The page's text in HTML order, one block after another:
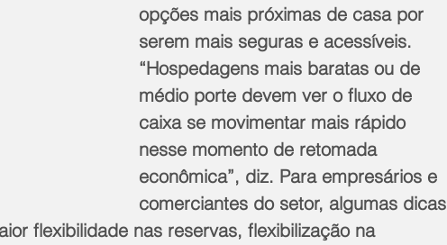
opções mais próximas de casa por
serem mais seguras e acessíveis.
“Hospedagens mais baratas ou de
médio porte devem ver o fluxo de
caixa se movimentar mais rápido
nesse momento de retomada
econômica”, diz. Para empresários e
comerciantes do setor, algumas dicas
flexibilidade nas reservas, flexibilização na